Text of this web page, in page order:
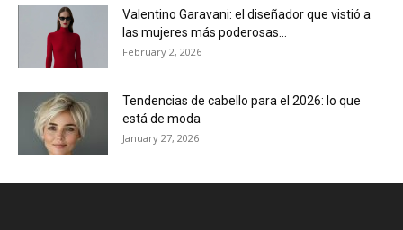
Valentino Garavani: el diseñador que vistió a
las mujeres más poderosas...
February 2, 2026
Tendencias de cabello para el 2026: lo que
está de moda
January 27, 2026